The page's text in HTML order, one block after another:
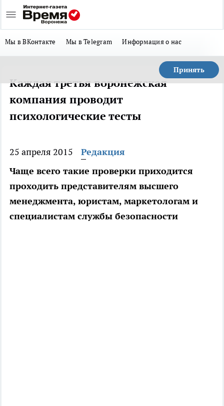
Мы в ВКонтакте Мы в Telegram Информация о нас
Принять
Каждая третья воронежская
компания проводит
психологические тесты
25 апреля 2015
Редакция
Чаще всего такие проверки приходится
проходить представителям высшего
менеджмента, юристам, маркетологам и
специалистам службы безопасности